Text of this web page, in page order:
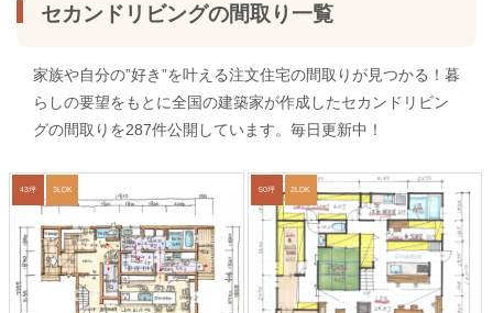
セカンドリビングの間取り一覧
家族や自分の”好き”を叶える注文住宅の間取りが見つかる！暮
らしの要望をもとに全国の建築家が作成したセカンドリビン
グの間取りを287件公開しています。毎日更新中！
43坪 3LDK 50坪 2LDK